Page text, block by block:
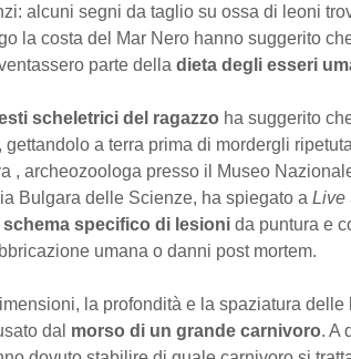
alcuni segni da taglio su ossa di leoni
la costa del Mar Nero hanno suggerito
parte della dieta degli esseri
scheletrici del ragazzo ha suggerito
gettandolo a terra prima di mordergli
, archeozoologa presso il Museo
Bulgara delle Scienze, ha spiegato a Live
schema specifico di lesioni da puntura e
umana o danni post mortem.
la profondità e la spaziatura
dal morso di un grande carnivoro. A